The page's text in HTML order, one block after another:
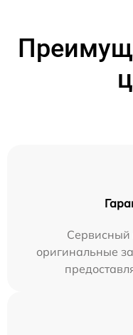
Сервисный
оригинальные